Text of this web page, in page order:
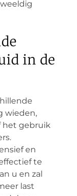
in de
wieden,
het gebruik
en
te
u en zal
last